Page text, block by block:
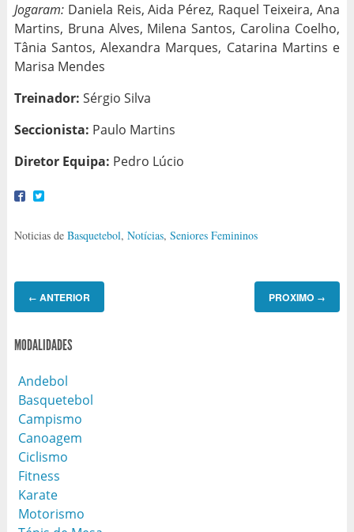
Jogaram:Daniela Reis, Aida Pérez, Raquel Teixeira, Ana
Martins, Bruna Alves, Milena Santos, Carolina Coelho,
Tânia Santos, Alexandra Marques, Catarina Martins e
Marisa Mendes
Treinador: Sérgio Silva
Seccionista: Paulo Martins
Diretor Equipa: Pedro Lúcio
Noticias de Basquetebol, Notícias, Seniores Femininos
← ANTERIOR PROXIMO →
MODALIDADES
Andebol
Basquetebol
Campismo
Canoagem
Ciclismo
Fitness
Karate
Motorismo